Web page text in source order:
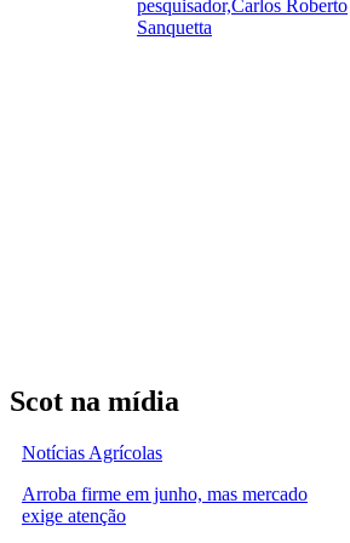
pesquisador,Carlos Roberto
Sanquetta
Scot na mídia
Notícias Agrícolas
Arroba firme em junho, mas mercado
exige atenção